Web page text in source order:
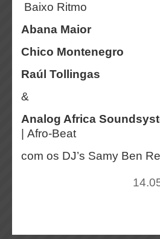
Baixo Ritmo
Abana Maior
Chico Montenegro
Raúl Tollingas
&
Analog Africa
| Afro-Beat
com os DJ’s Samy Ben